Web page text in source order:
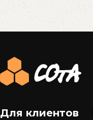
Read More
Для клиентов